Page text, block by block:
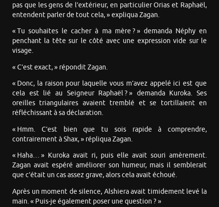
pas que les gens de l’extérieur, en particulier Orias et Raphaël,
entendent parler de tout cela, » expliqua Zagan.
« Tu souhaites le cacher à ma mère ? » demanda Néphy en
penchant la tête sur le côté avec une expression vide sur le
visage.
« C’est exact, » répondit Zagan.
« Donc, la raison pour laquelle vous m’avez appelé ici est que
cela est lié au Seigneur Raphaël ? » demanda Kuroka. Ses
oreilles triangulaires avaient tremblé et se tortillaient en
réfléchissant à sa déclaration.
« Hmm. C’est bien que tu sois rapide à comprendre,
contrairement à Shax, » répliqua Zagan.
« Haha… » Kuroka avait ri, puis elle avait souri amèrement.
Zagan avait espéré améliorer son humeur, mais il semblerait
que c’était un cas assez grave, alors cela avait échoué.
Après un moment de silence, Alshiera avait timidement levé la
main. « Puis-je également poser une question ? »